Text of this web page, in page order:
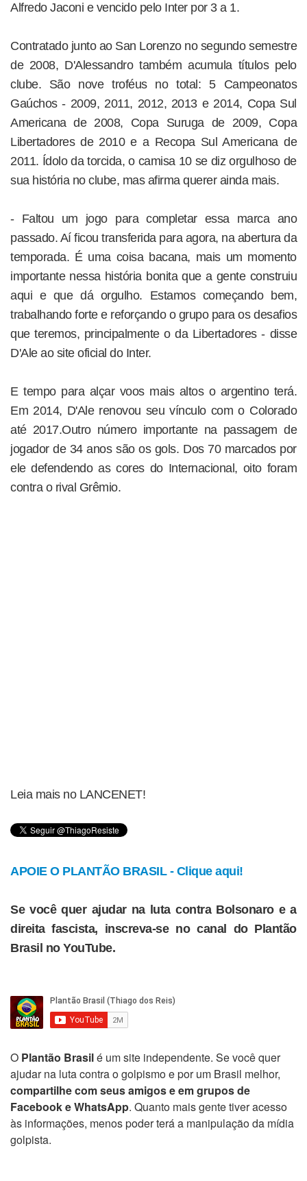
Alfredo Jaconi e vencido pelo Inter por 3 a 1.
Contratado junto ao San Lorenzo no segundo semestre
de 2008, D'Alessandro também acumula títulos pelo
clube. São nove troféus no total: 5 Campeonatos
Gaúchos - 2009, 2011, 2012, 2013 e 2014, Copa Sul
Americana de 2008, Copa Suruga de 2009, Copa
Libertadores de 2010 e a Recopa Sul Americana de
2011. Ídolo da torcida, o camisa 10 se diz orgulhoso de
sua história no clube, mas afirma querer ainda mais.
- Faltou um jogo para completar essa marca ano
passado. Aí ficou transferida para agora, na abertura da
temporada. É uma coisa bacana, mais um momento
importante nessa história bonita que a gente construiu
aqui e que dá orgulho. Estamos começando bem,
trabalhando forte e reforçando o grupo para os desafios
que teremos, principalmente o da Libertadores - disse
D'Ale ao site oficial do Inter.
E tempo para alçar voos mais altos o argentino terá.
Em 2014, D'Ale renovou seu vínculo com o Colorado
até 2017.Outro número importante na passagem de
jogador de 34 anos são os gols. Dos 70 marcados por
ele defendendo as cores do Internacional, oito foram
contra o rival Grêmio.
Leia mais no LANCENET!
APOIE O PLANTÃO BRASIL - Clique aqui!
Se você quer ajudar na luta contra Bolsonaro e a
direita fascista, inscreva-se no canal do Plantão
Brasil no YouTube.
O Plantão Brasilé um site independente. Se você quer
ajudar na luta contra o golpismo e por um Brasil melhor,
compartilhe com seus amigos e em grupos de
Facebook e WhatsApp. Quanto mais gente tiver acesso
às informações, menos poder terá a manipulação da mídia
golpista.